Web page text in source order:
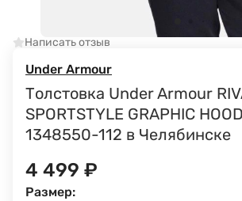
Написать отзыв
Under Armour
Толстовка Under Armour
SPORTSTYLE GRAPHIC
1348550-112 в Челябинске
4 499 ₽
Размер: